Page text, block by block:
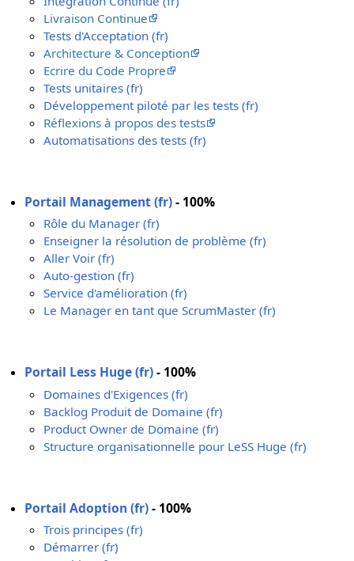
Livraison Continue
Tests d'Acceptation (fr)
Architecture & Conception
Ecrire du Code Propre
Tests unitaires (fr)
Développement piloté par les tests (fr)
Réflexions à propos des tests
Automatisations des tests (fr)
Portail Management (fr)- 100%
Rôle du Manager (fr)
Enseigner la résolution de problème (fr)
Aller Voir (fr)
Auto-gestion (fr)
Service d'amélioration (fr)
Le Manager en tant que ScrumMaster (fr)
Portail Less Huge (fr)- 100%
Domaines d'Exigences (fr)
Backlog Produit de Domaine (fr)
Product Owner de Domaine (fr)
Structure organisationnelle pour LeSS Huge (fr)
Portail Adoption (fr)- 100%
Trois principes (fr)
Démarrer (fr)